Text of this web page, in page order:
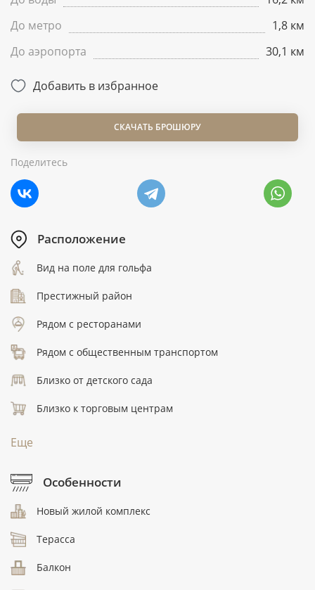
До метро
1,8 км
До аэропорта
30,1 км
Добавить в избранное
СКАЧАТЬ БРОШЮРУ
Поделитесь
Расположение
Вид на поле для гольфа
Престижный район
Рядом с ресторанами
Рядом с общественным транспортом
Близко от детского сада
Близко к торговым центрам
Еще
Особенности
Новый жилой комплекс
Терасса
Балкон